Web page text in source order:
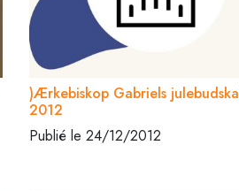
)Ærkebiskop Gabriels
2012
Publié le 24/12/2012